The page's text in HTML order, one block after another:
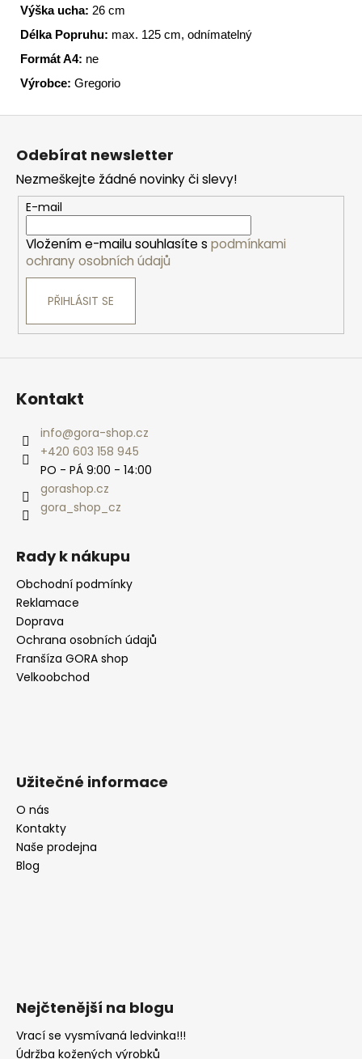
Výška ucha: 26 cm
Délka Popruhu: max. 125 cm, odnímatelný
Formát A4: ne
Výrobce: Gregorio
Z
Odebírat newsletter
Nezmeškejte žádné novinky či slevy!
E-mail
Vložením e-mailu souhlasíte s podmínkami
ochrany osobních údajů
PŘIHLÁSIT SE
Kontakt
info@gora-shop.cz
+420 603 158 945
PO - PÁ 9:00 - 14:00
gorashop.cz
gora_shop_cz
Rady k nákupu
Obchodní podmínky
Reklamace
Doprava
Ochrana osobních údajů
Franšíza GORA shop
Velkoobchod
Užitečné informace
O nás
Kontakty
Naše prodejna
Blog
Nejčtenější na blogu
Vrací se vysmívaná ledvinka!!!
Údržba kožených výrobků